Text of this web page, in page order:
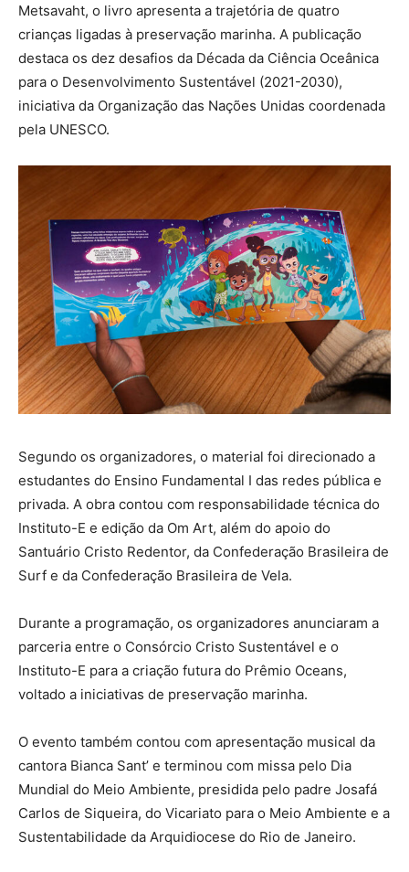
Metsavaht, o livro apresenta a trajetória de quatro
crianças ligadas à preservação marinha. A publicação
destaca os dez desafios da Década da Ciência Oceânica
para o Desenvolvimento Sustentável (2021-2030),
iniciativa da Organização das Nações Unidas coordenada
pela UNESCO.
Segundo os organizadores, o material foi direcionado a
estudantes do Ensino Fundamental I das redes pública e
privada. A obra contou com responsabilidade técnica do
Instituto-E e edição da Om Art, além do apoio do
Santuário Cristo Redentor, da Confederação Brasileira de
Surf e da Confederação Brasileira de Vela.
Durante a programação, os organizadores anunciaram a
parceria entre o Consórcio Cristo Sustentável e o
Instituto-E para a criação futura do Prêmio Oceans,
voltado a iniciativas de preservação marinha.
O evento também contou com apresentação musical da
cantora Bianca Sant’ e terminou com missa pelo Dia
Mundial do Meio Ambiente, presidida pelo padre Josafá
Carlos de Siqueira, do Vicariato para o Meio Ambiente e a
Sustentabilidade da Arquidiocese do Rio de Janeiro.